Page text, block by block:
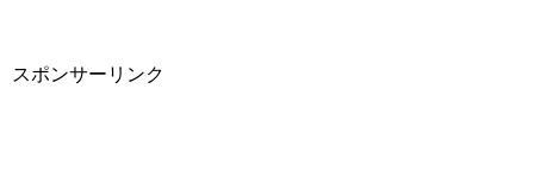
スポンサーリンク